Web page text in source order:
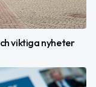
viktiga nyheter